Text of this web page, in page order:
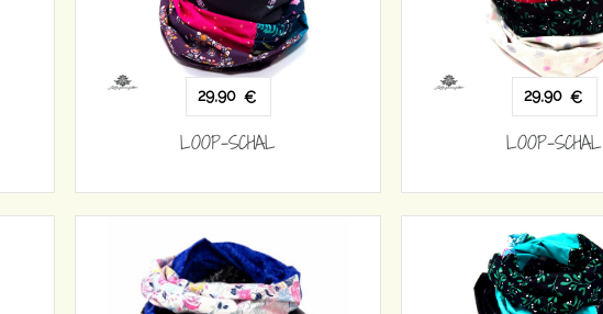
29,90 €
LOOP-SCHAL
29,90 €
LOOP-SCHAL